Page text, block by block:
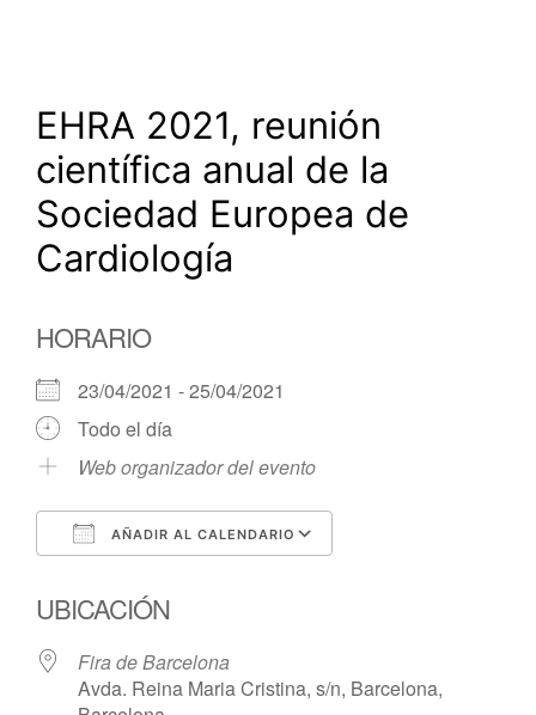
EHRA 2021, reunión
científica anual de la
Sociedad Europea de
Cardiología
HORARIO
23/04/2021 - 25/04/2021
Todo el día
Web organizador del evento
AÑADIR AL CALENDARIO
UBICACIÓN
Fira de Barcelona
Avda. Reina Maria Cristina, s/n, Barcelona,